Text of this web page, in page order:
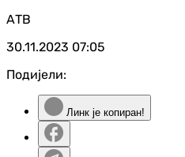
АТВ
30.11.2023 07:05
Подијели:
Линк је копиран!